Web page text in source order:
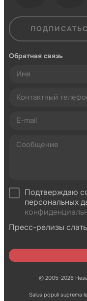
Обратная связь
Подтверждаю
персональных
Пресс-релизы
© 2005-2026
Salus populi suprema